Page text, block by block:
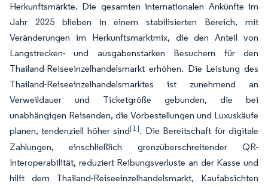
Herkunftsmärkte. Die gesamten internationalen Ankünfte im
Jahr 2025 blieben in einem stabilisierten Bereich, mit
Veränderungen im Herkunftsmarktmix, die den Anteil von
Langstrecken- und ausgabenstarken Besuchern für den
Thailand-Reiseeinzelhandelsmarkt erhöhen. Die Leistung des
Thailand-Reiseeinzelhandelsmarktes ist zunehmend an
Verweildauer und Ticketgröße gebunden, die bei
unabhängigen Reisenden, die Vorbestellungen und Luxuskäufe
planen, tendenziell höher sind[1]. Die Bereitschaft für digitale
Zahlungen, einschließlich grenzüberschreitender QR-
Interoperabilität, reduziert Reibungsverluste an der Kasse und
hilft dem Thailand-Reiseeinzelhandelsmarkt, Kaufabsichten